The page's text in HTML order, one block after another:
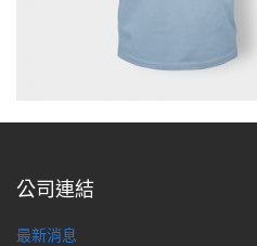
公司連結
最新消息